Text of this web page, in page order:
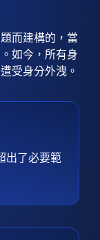
而建構的，當
如今，所有身
受身分外洩。
出了必要範